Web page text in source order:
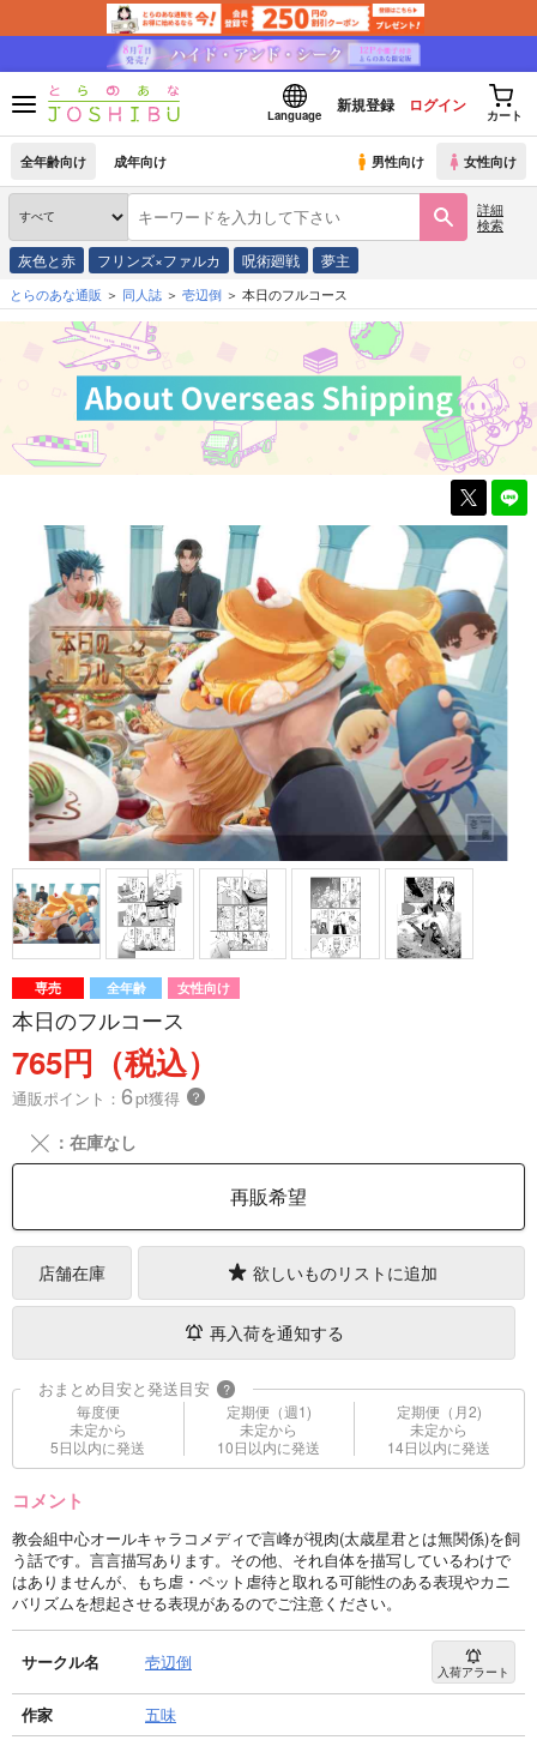
Language
新規登録 ログイン
カート
全年齢向け 成年向け 男性向け 女性向け
詳細
検索
灰色と赤 フリンズ×ファルカ 呪術廻戦 夢主
とらのあな通販 同人誌 壱辺倒 本日のフルコース
専売 全年齢 女性向け
本日のフルコース
765円（税込）
通販ポイント： 6pt獲得 ？
╳ ：在庫なし
再販希望
店舗在庫 欲しいものリストに追加
再入荷を通知する
おまとめ目安と発送目安 ?
毎度便
未定から
5日以内に発送
定期便（週1)
未定から
10日以内に発送
定期便（月2)
未定から
14日以内に発送
コメント
教会組中心オールキャラコメディで言峰が視肉(太歳星君とは無関係)を飼
う話です。言言描写あります。その他、それ自体を描写しているわけで
はありませんが、もち虐・ペット虐待と取れる可能性のある表現やカニ
バリズムを想起させる表現があるのでご注意ください。
サークル名 壱辺倒 入荷アラート
作家
五味